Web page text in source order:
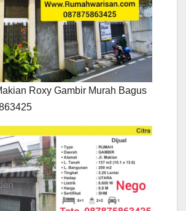
Roxy Gambir Murah Bagus